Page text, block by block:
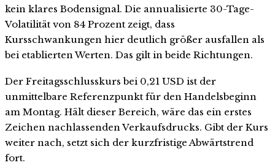
kein klares Bodensignal. Die annualisierte 30-Tage-
Volatilität von 84 Prozent zeigt, dass
Kursschwankungen hier deutlich größer ausfallen als
bei etablierten Werten. Das gilt in beide Richtungen.
Der Freitagsschlusskurs bei 0,21 USD ist der
unmittelbare Referenzpunkt für den Handelsbeginn
am Montag. Hält dieser Bereich, wäre das ein erstes
Zeichen nachlassenden Verkaufsdrucks. Gibt der Kurs
weiter nach, setzt sich der kurzfristige Abwärtstrend
fort.